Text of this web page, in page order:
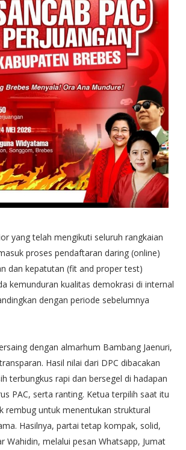
yang telah mengikuti seluruh rangkaian
proses pendaftaran daring (online)
dan kepatutan (fit and proper test)
kemunduran kualitas demokrasi di internal
dengan periode sebelumnya
dengan almarhum Bambang Jaenuri,
Hasil nilai dari DPC dibacakan
terbungkus rapi dan bersegel di hadapan
PAC, serta ranting. Ketua terpilih saat itu
rembug untuk menentukan struktural
Hasilnya, partai tetap kompak, solid,
Wahidin, melalui pesan Whatsapp, Jumat